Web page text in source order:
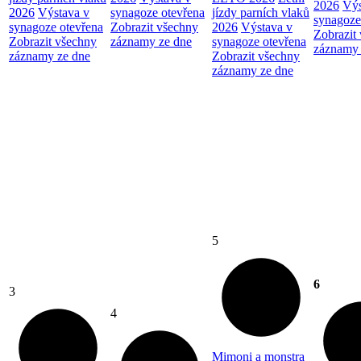
2026 Výstava v
synagoze otevřena
Zobrazit všechny
záznamy ze dne
synagoze otevřena
Zobrazit všechny
záznamy ze dne
jízdy parních vlaků
2026 Výstava v
synagoze otevřena
Zobrazit všechny
záznamy ze dne
2026
Zobrazit
3
4
5
Mimoni a monstra
6